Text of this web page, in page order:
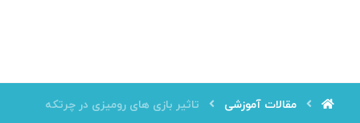
مقالات آموزشی تاثیر بازی ­های رومیزی در چرتکه